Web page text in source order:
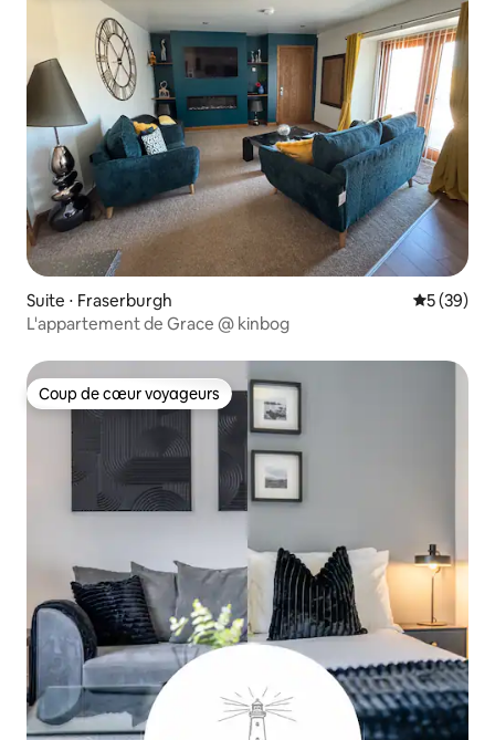
Suite ⋅ Fraserburgh
5 (39)
L'appartement de Grace @ kinbog
Coup de cœur voyageurs
Coup de cœur voyageurs